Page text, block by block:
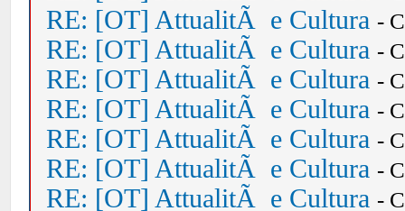
RE: [OT] AttualitÃ e Cultura -
RE: [OT] AttualitÃ e Cultura -
RE: [OT] AttualitÃ e Cultura -
RE: [OT] AttualitÃ e Cultura -
RE: [OT] AttualitÃ e Cultura -
RE: [OT] AttualitÃ e Cultura -
RE: [OT] AttualitÃ e Cultura -